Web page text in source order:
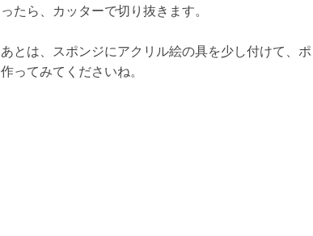
ったら、カッターで切り抜きます。
あとは、スポンジにアクリル絵の具を少し付けて、
作ってみてくださいね。